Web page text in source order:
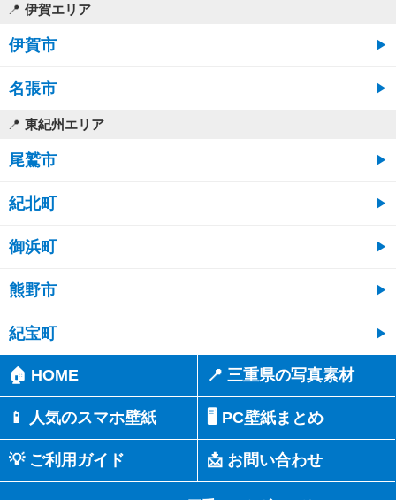
伊賀エリア
伊賀市
名張市
東紀州エリア
尾鷲市
紀北町
御浜町
熊野市
紀宝町
🏠 HOME 📍 三重県の写真素材
📱 人気のスマホ壁紙 🖥️ PC壁紙まとめ
💡 ご利用ガイド 📩 お問い合わせ